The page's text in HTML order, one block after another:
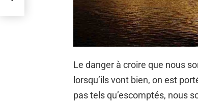
Le danger à croire que nous
lorsqu’ils vont bien, on est
pas tels qu’escomptés, nous